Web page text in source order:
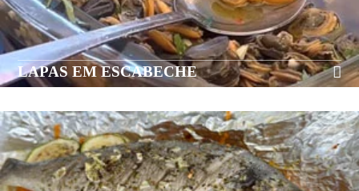
LAPAS EM ESCABECHE